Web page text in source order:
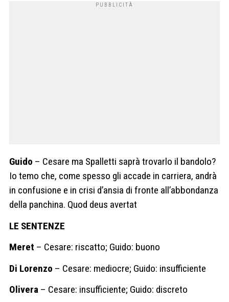
Guido – Cesare ma Spalletti saprà trovarlo il bandolo?
Io temo che, come spesso gli accade in carriera, andrà
in confusione e in crisi d’ansia di fronte all’abbondanza
della panchina. Quod deus avertat
LE SENTENZE
Meret – Cesare: riscatto; Guido: buono
Di Lorenzo – Cesare: mediocre; Guido: insufficiente
Olivera – Cesare: insufficiente; Guido: discreto